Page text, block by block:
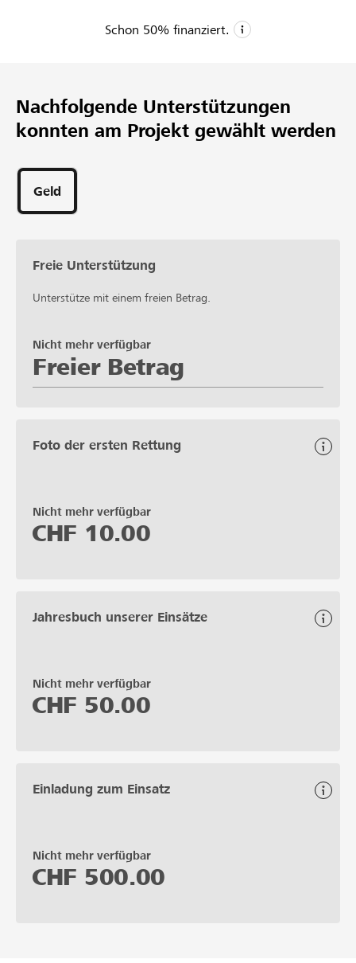
Schon 50% finanziert.
CHF 12’000
Wunschbetrag
Unterstützungen
Nachfolgende Unterstützungen
konnten am Projekt gewählt werden
Geld
Freie Unterstützung
Unterstütze mit einem freien Betrag.
Freier Betrag
Nicht mehr verfügbar
Foto der ersten Rettung
Nicht mehr verfügbar
CHF 10.00
Jahresbuch unserer Einsätze
Nicht mehr verfügbar
CHF 50.00
Einladung zum Einsatz
Nicht mehr verfügbar
CHF 500.00